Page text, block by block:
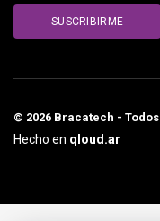
© 2026 Bracatech -
Hecho en qloud.ar